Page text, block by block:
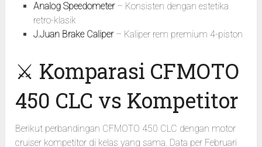
Analog Speedometer– Konsisten dengan estetika
retro-klasik
J.Juan Brake Caliper– Kaliper rem premium 4-piston
⚔️ Komparasi CFMOTO
450 CLC vs Kompetitor
Berikut perbandingan CFMOTO 450 CLC dengan motor
cruiser kompetitor di kelas yang sama. Data per Februari